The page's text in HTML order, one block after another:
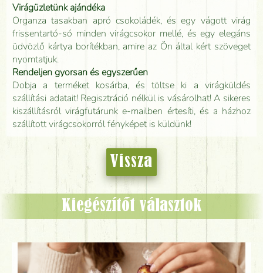
Virágüzletünk ajándéka
Organza tasakban apró csokoládék, és egy vágott virág
frissentartó-só minden virágcsokor mellé, és egy elegáns
üdvözlő kártya borítékban, amire az Ön által kért szöveget
nyomtatjuk.
Rendeljen gyorsan és egyszerűen
Dobja a terméket kosárba, és töltse ki a virágküldés
szállítási adatait! Regisztráció nélkül is vásárolhat! A sikeres
kiszállításról virágfutárunk e-mailben értesíti, és a házhoz
szállított virágcsokorról fényképet is küldünk!
Vissza
Kiegészítőt választok